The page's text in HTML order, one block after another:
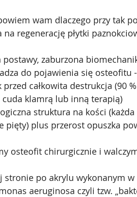
wam dlaczego przy tak
na regenerację płytki
postawy, zaburzona
do pojawienia się osteofitu
przed całkowita destrukcja (90
cuda klamrą lub inną terapią)
struktura na kości
pięty) plus przerost opuszka
osteofit chirurgicznie i
stronie po akrylu wykonanym
aeruginosa czyli tzw.